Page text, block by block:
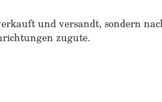
und versandt, sondern
zugute.